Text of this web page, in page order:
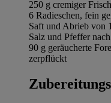
250 g cremiger
6 Radieschen, fein
Saft und Abrieb von
Salz und Pfeffer
90 g geräucherte
zerpflückt